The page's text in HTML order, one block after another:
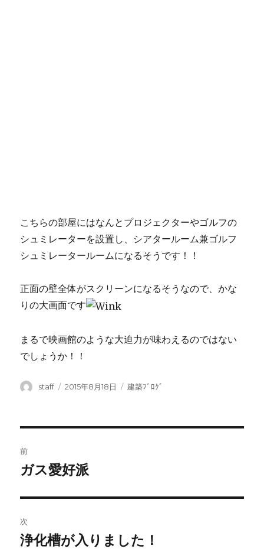
こちらの部屋にはなんとプロジェクターやゴルフの
シュミレーターを設置し、シアタールーム兼ゴルフ
シュミレータールームになるそうです！！
正面の壁全体がスクリーンになるそうなので、かな
りの大画面です
まるで映画館のような大迫力が味わえるのではない
でしょうか！！
投
staff
投
2015年8月18日
カ
建築ﾌﾞﾛｸﾞ
稿
ビ
ゲ
前
前
投
稿:
ガス愛好派
次
次
浄化槽が入りました！